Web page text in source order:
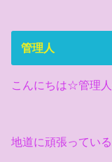
管理人
こんにちは☆管理人
地道に頑張ってい